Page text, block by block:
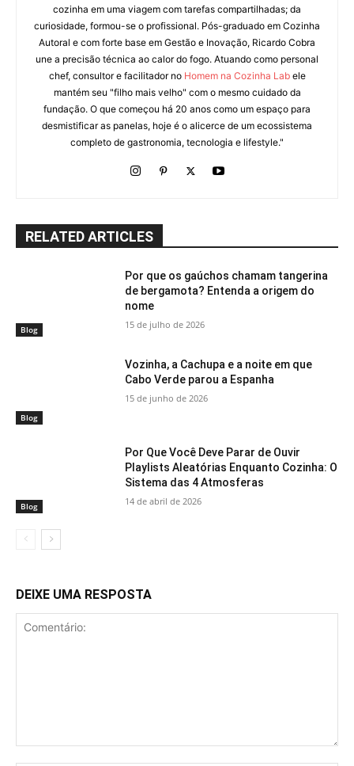
cozinha em uma viagem com tarefas compartilhadas; da
curiosidade, formou-se o profissional. Pós-graduado em Cozinha
Autoral e com forte base em Gestão e Inovação, Ricardo Cobra
une a precisão técnica ao calor do fogo. Atuando como personal
chef, consultor e facilitador no Homem na Cozinha Labele
mantém seu "filho mais velho" com o mesmo cuidado da
fundação. O que começou há 20 anos como um espaço para
desmistificar as panelas, hoje é o alicerce de um ecossistema
completo de gastronomia, tecnologia e lifestyle."
RELATED ARTICLES
Blog
Por que os gaúchos chamam tangerina
de bergamota? Entenda a origem do
nome
15 de julho de 2026
Blog
Vozinha, a Cachupa e a noite em que
Cabo Verde parou a Espanha
15 de junho de 2026
Blog
Por Que Você Deve Parar de Ouvir
Playlists Aleatórias Enquanto Cozinha: O
Sistema das 4 Atmosferas
14 de abril de 2026
DEIXE UMA RESPOSTA